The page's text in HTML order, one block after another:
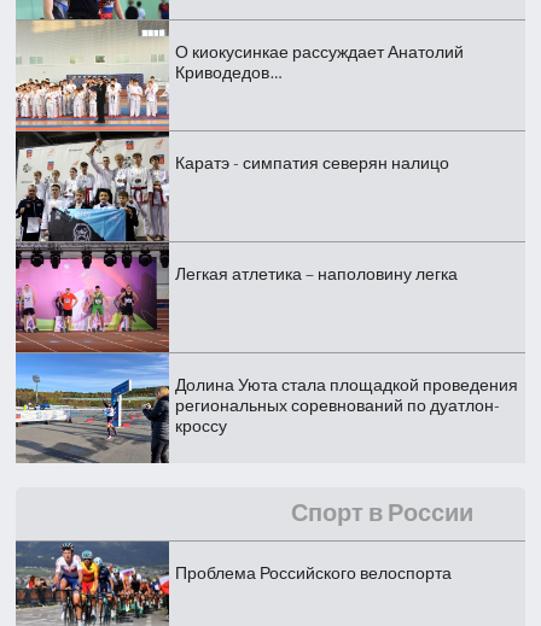
О киокусинкае рассуждает Анатолий
Криводедов…
Каратэ - симпатия северян налицо
Легкая атлетика – наполовину легка
Долина Уюта стала площадкой проведения
региональных соревнований по дуатлон-
кроссу
Спорт в России
Проблема Российского велоспорта